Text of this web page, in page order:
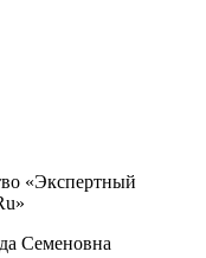
«Экспертный
Семеновна